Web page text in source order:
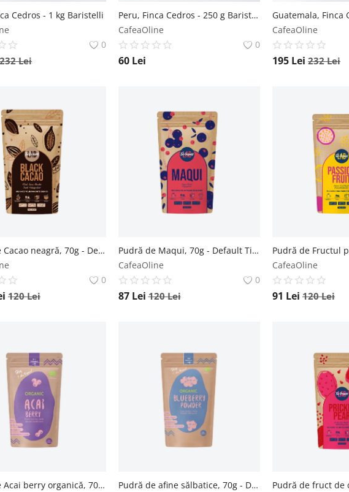
Cedros - 1 kg Baristelli
0
232Lei
Peru, Finca Cedros - 250 g Baristelli
CafeaOline
0
60 Lei
CafeaOline
195 Lei 232Lei
Pudră de Cacao neagră, 70g - Default Title The Organic Lab
0
120Lei
Pudră de Maqui, 70g - Default Title The Organic Lab
CafeaOline
0
87 Lei 120Lei
CafeaOline
91 Lei 120Lei
Pudră de Acai berry organică, 70g - Default Title The Organic Lab
Pudră de afine sălbatice, 70g - Default Title The Organic Lab